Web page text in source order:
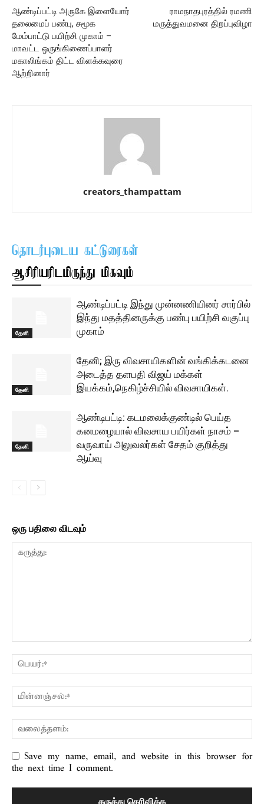
ஆண்டிப்பட்டி அருகே இளையோர்
தலைமைப் பண்பு, சமூக
மேம்பாட்டு பயிற்சி முகாம் –
மாவட்ட ஒருங்கிணைப்பாளர்
மகாலிங்கம் திட்ட விளக்கவுரை
ஆற்றினார்
ராமநாதபுரத்தில் ரமணி
மருத்துவமனை திறப்புவிழா
creators_thampattam
தொடர்புடைய கட்டுரைகள்
ஆசிரியரிடமிருந்து மிகவும்
தேனி
ஆண்டிப்பட்டி இந்து முன்னணியினர் சார்பில்
இந்து மதத்தினருக்கு பண்பு பயிற்சி வகுப்பு
முகாம்
தேனி
தேனி; இரு விவசாயிகளின் வங்கிக்கடனை
அடைத்த தளபதி விஜய் மக்கள்
இயக்கம்,நெகிழ்ச்சியில் விவசாயிகள்.
தேனி
ஆண்டிபட்டி: கடமலைக்குண்டில் பெய்த
கனமழையால் விவசாய பயிர்கள் நாசம் –
வருவாய் அலுவலர்கள் சேதம் குறித்து
ஆய்வு
ஒரு பதிலை விடவும்
Save my name, email, and website in this browser for
the next time I comment.